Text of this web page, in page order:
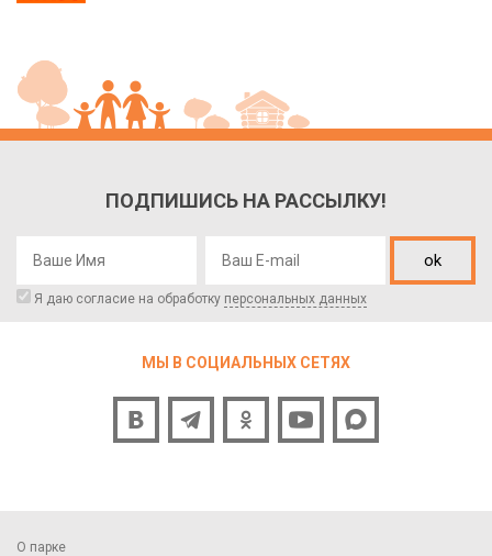
ПОДПИШИСЬ НА РАССЫЛКУ!
ok
Я даю согласие на обработку персональных данных
МЫ В СОЦИАЛЬНЫХ СЕТЯХ
О парке